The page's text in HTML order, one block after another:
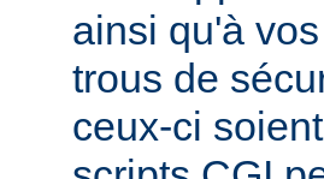
ainsi qu'à
trous de
ceux-ci